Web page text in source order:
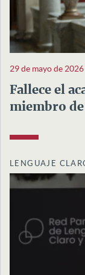
29 de mayo de 2026
Fallece el
miembro de
LENGUAJE